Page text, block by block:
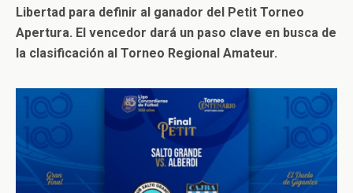
Libertad para definir al ganador del Petit Torneo
Apertura. El vencedor dará un paso clave en busca de
la clasificación al Torneo Regional Amateur.